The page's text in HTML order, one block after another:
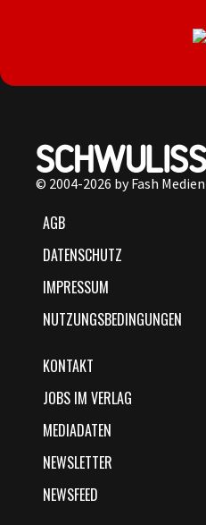
© 2004-2026 by Fash
AGB
DATENSCHUTZ
IMPRESSUM
NUTZUNGSBEDINGUNGEN
KONTAKT
JOBS IM VERLAG
MEDIADATEN
NEWSLETTER
NEWSFEED